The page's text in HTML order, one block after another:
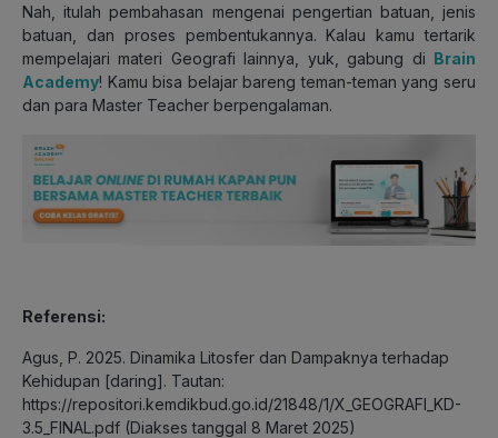
Nah, itulah pembahasan mengenai pengertian batuan, jenis
batuan, dan proses pembentukannya. Kalau kamu tertarik
mempelajari materi Geografi lainnya, yuk, gabung di Brain
Academy! Kamu bisa belajar bareng teman-teman yang seru
dan para Master Teacher berpengalaman.
Referensi:
Agus, P. 2025. Dinamika Litosfer dan Dampaknya terhadap
Kehidupan [daring]. Tautan:
https://repositori.kemdikbud.go.id/21848/1/X_GEOGRAFI_KD-
3.5_FINAL.pdf (Diakses tanggal 8 Maret 2025)